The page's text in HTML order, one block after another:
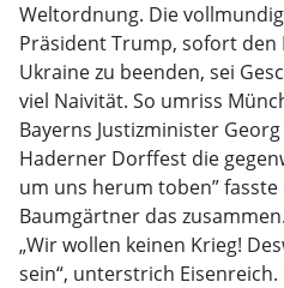
Weltordnung. Die
Präsident Trump, sofort den
Ukraine zu beenden, sei
viel Naivität. So umriss
Bayerns Justizminister
Haderner Dorffest die
um uns herum toben” fasste
Baumgärtner das zusammen.
„Wir wollen keinen Krieg!
sein“, unterstrich